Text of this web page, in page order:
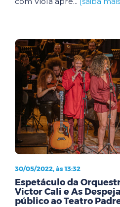
30/05/2022, às 13:32
Espetáculo da
Victor Cali e As
público ao Teatro